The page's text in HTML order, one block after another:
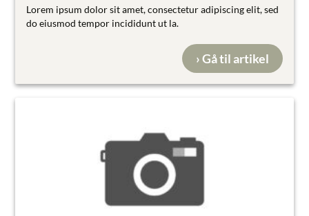
Lorem ipsum dolor sit amet, consectetur adipiscing elit, sed
do eiusmod tempor incididunt ut la.
› Gå til artikel